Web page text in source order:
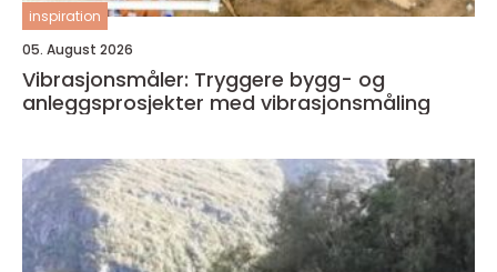
inspiration
05. August 2026
Vibrasjonsmåler: Tryggere bygg- og
anleggsprosjekter med vibrasjonsmåling